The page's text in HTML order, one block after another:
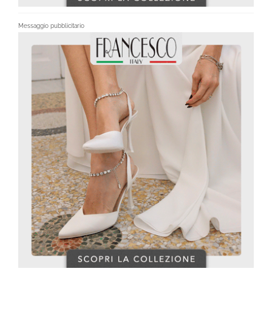
Messaggio pubblicitario